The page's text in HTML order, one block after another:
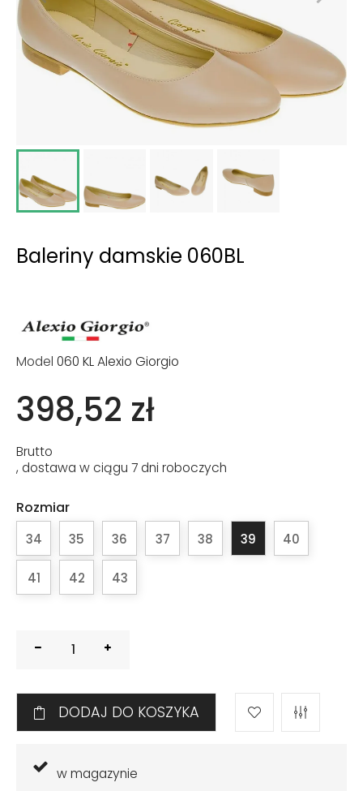
Baleriny damskie 060BL
Model 060 KL Alexio Giorgio
398,52 zł
Brutto
, dostawa w ciągu 7 dni roboczych
Rozmiar
34 35 36 37 38 39 40
41 42 43
DODAJ DO KOSZYKA
w magazynie